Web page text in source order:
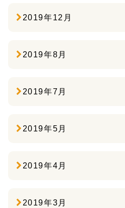
2019年12月
2019年8月
2019年7月
2019年5月
2019年4月
2019年3月